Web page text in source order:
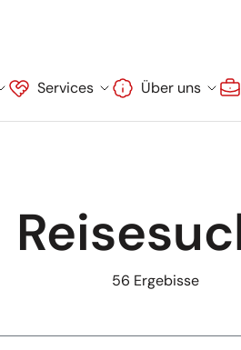
Services Über uns
56 Ergebisse